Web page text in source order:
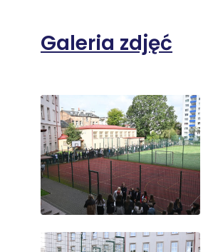
Galeria zdjęć